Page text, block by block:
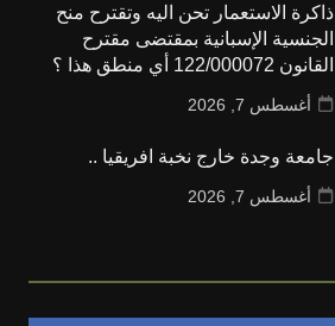
ذاكرة الاستعمار تحن اليه وتقترح منح
الجنسية الإسبانية بمقتضى مقترح
القانون 122/000072 أي منطق هذا ؟
أغسطس 7, 2026
جامعة وجدة خارج نخبة افريقيا ..
أغسطس 7, 2026